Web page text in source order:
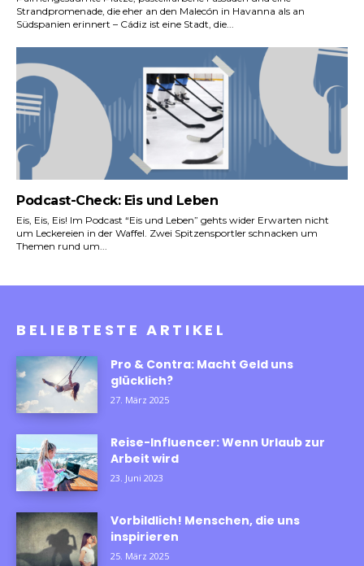
Strandpromenade, die eher an den Malecón in Havanna als an
Südspanien erinnert – Cádiz ist eine Stadt, die...
Podcast-Check: Eis und Leben
Eis, Eis, Eis! Im Podcast “Eis und Leben” gehts wider Erwarten nicht
um Leckereien in der Waffel. Zwei Spitzensportler schnacken um
Themen rund um...
BELIEBTESTE ARTIKEL
Pro & Contra: Macht Geld uns
glücklich?
27. März 2025
Reise-Influencer: Wenn Urlaub zur
Arbeit wird
23. Juni 2023
Vorbildlich! Menschen, die uns
inspirieren
25. März 2025